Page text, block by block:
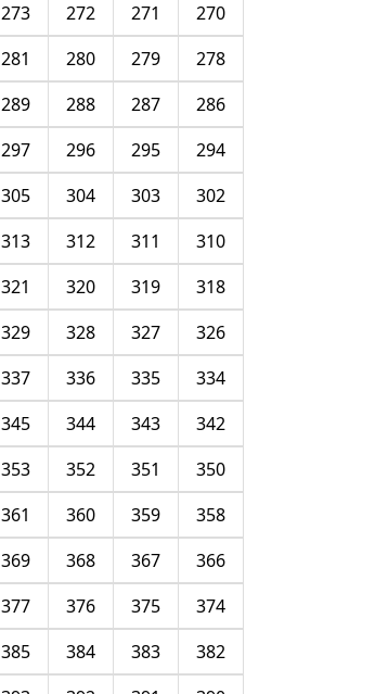
270
271
272
273
278
279
280
281
286
287
288
289
294
295
296
297
302
303
304
305
310
311
312
313
318
319
320
321
326
327
328
329
334
335
336
337
342
343
344
345
350
351
352
353
358
359
360
361
366
367
368
369
374
375
376
377
382
383
384
385